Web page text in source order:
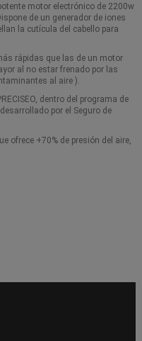
motor electrónico de 2200w
de un generador de iones
la cutícula del cabello para
rápidas que las de un motor
al no estar frenado por las
al aire ).
dentro del programa de
por el Seguro de
ofrece +70% de presión del aire,